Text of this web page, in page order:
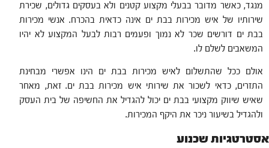
מנגד, כאשר מדובר בבעלי מקצוע קטנים ולא בעסקים גדולים, שכירת
שירותיו של איש מכירות בבת ים אינה כדאית בהכרח. אנשי מכירות
בבת ים דורשים שכר לא נמוך ופעמים רבות לבעל המקצוע לא יהיו
המשאבים לשלם לו.
אולם ככל שהתשלום לאיש מכירות בבת ים הינו אפשרי מבחינת
התזרים, כדאי לשכור את שירותי איש מכירות בבת ים. זאת, מאחר
שאיש שיווק מקצועי בבת ים יכול להגדיל את החשיפה של בית העסק
ולהגדיל בשיעור ניכר את היקף המכירות.
אסטרטגיות שכנוע